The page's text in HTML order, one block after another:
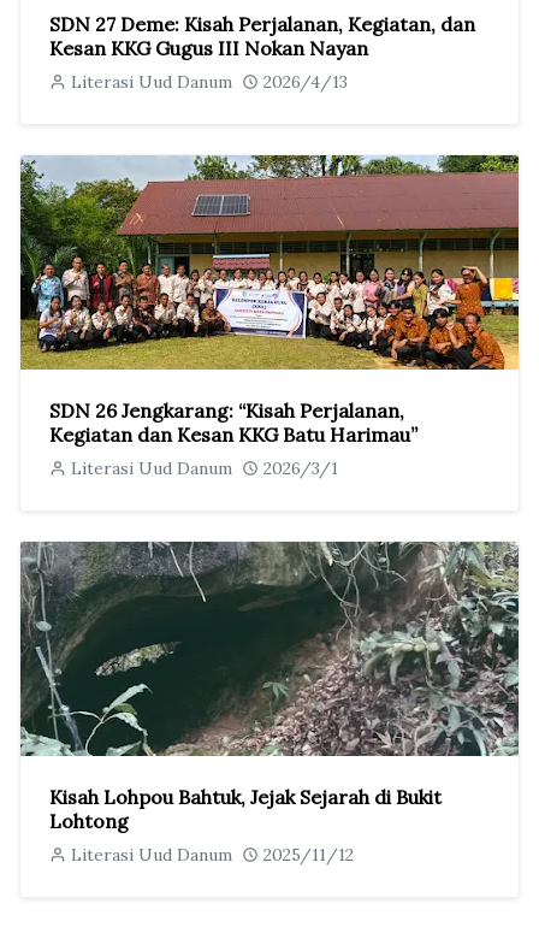
SDN 27 Deme: Kisah Perjalanan, Kegiatan, dan
Kesan KKG Gugus III Nokan Nayan
Literasi Uud Danum 2026/4/13
SDN 26 Jengkarang: “Kisah Perjalanan,
Kegiatan dan Kesan KKG Batu Harimau”
Literasi Uud Danum 2026/3/1
Kisah Lohpou Bahtuk, Jejak Sejarah di Bukit
Lohtong
Literasi Uud Danum 2025/11/12